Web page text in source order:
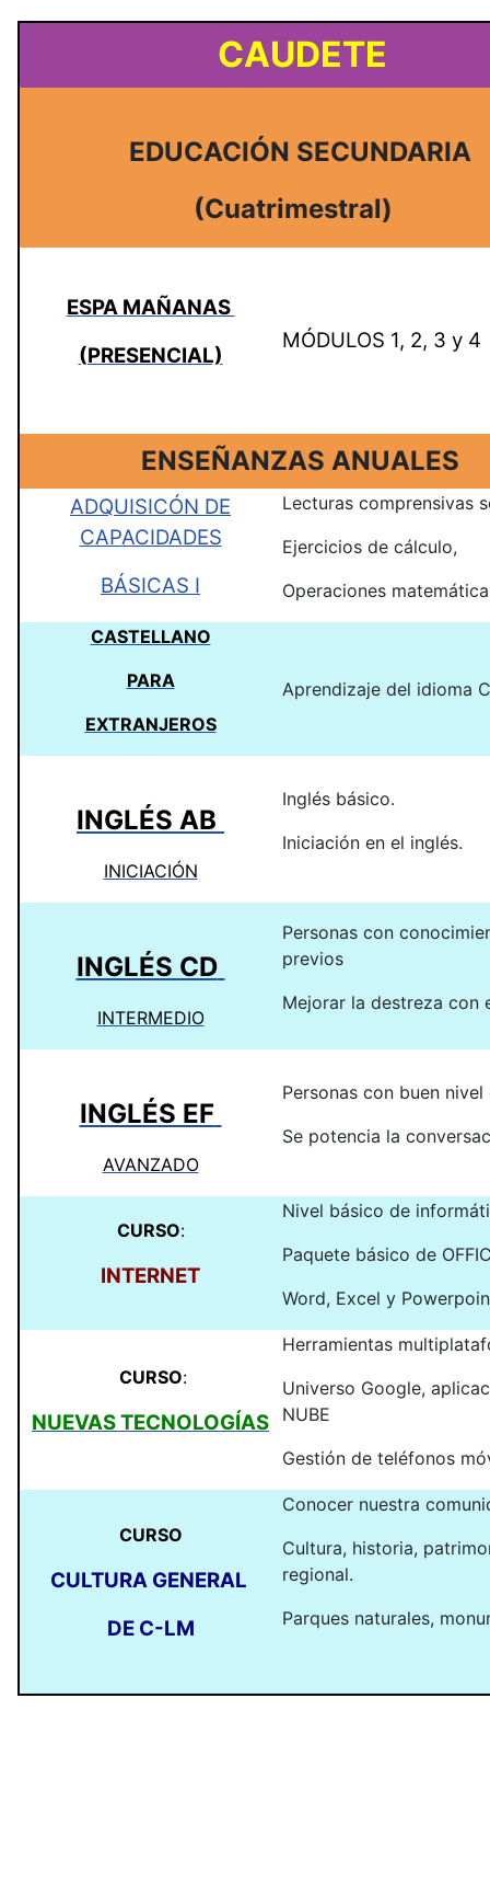
CAUDETE
EDUCACIÓN SECUNDARIA
(Cuatrimestral)
ESPA MAÑANAS
(PRESENCIAL)
MÓDULOS 1, 2, 3 y 4
ENSEÑANZAS ANUALES
ADQUISICÓN DE
CAPACIDADES
BÁSICAS I
Lecturas comprensivas
Ejercicios de cálculo,
Operaciones
CASTELLANO
PARA
EXTRANJEROS
Aprendizaje del idioma
INGLÉS AB
INICIACIÓN
Inglés básico.
Iniciación en el inglés.
INGLÉS CD
INTERMEDIO
Personas con
previos
Mejorar la destreza con
INGLÉS EF
AVANZADO
Personas con buen nivel
Se potencia la
CURSO:
INTERNET
Nivel básico de
Paquete básico de
Word, Excel y
CURSO:
NUEVAS TECNOLOGÍAS
Herramientas
Universo Google,
NUBE
Gestión de teléfonos
CURSO
CULTURA GENERAL
DE C-LM
Conocer nuestra
Cultura, historia,
regional.
Parques naturales,